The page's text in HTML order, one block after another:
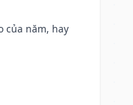
của năm, hay